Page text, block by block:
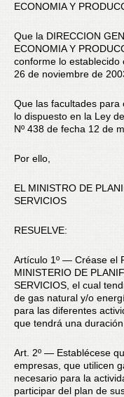
ECONOMIA Y
Que la DIRECCION
ECONOMIA Y
conforme lo establecido
26 de noviembre de
Que las facultades
lo dispuesto en la Ley
Nº 438 de fecha 12 de
Por ello,
EL MINISTRO DE
SERVICIOS
RESUELVE:
Artículo 1º — Créase el
MINISTERIO DE
SERVICIOS, el cual
de gas natural y/o
para las diferentes
que tendrá una
Art. 2º — Establécese
empresas, que utilicen
necesario para la
participar del plan de